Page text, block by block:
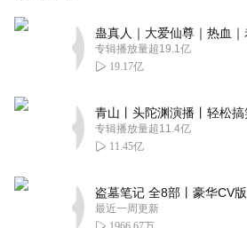
专辑播放量超19.1亿
19.17亿
专辑播放量超11.4亿
11.45亿
最近一周更新